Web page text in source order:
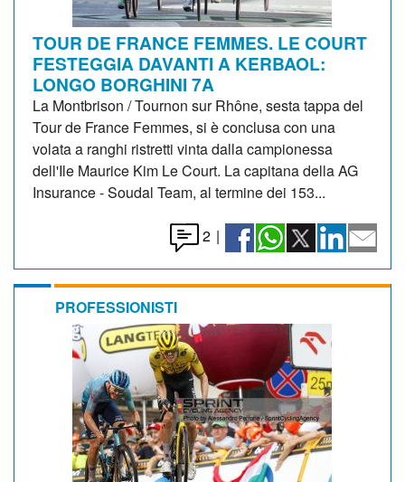
TOUR DE FRANCE FEMMES. LE COURT
FESTEGGIA DAVANTI A KERBAOL:
LONGO BORGHINI 7A
La Montbrison / Tournon sur Rhône, sesta tappa del
Tour de France Femmes, si è conclusa con una
volata a ranghi ristretti vinta dalla campionessa
dell'Ile Maurice Kim Le Court. La capitana della AG
Insurance - Soudal Team, al termine dei 153...
2 |
PROFESSIONISTI